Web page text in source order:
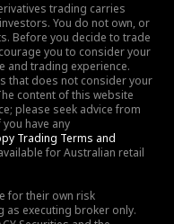
trading carries
You do not own, or
Before you decide to trade
you to consider your
and trading experience.
that does not consider your
content of this website
please seek advice from
have any
Trading Terms and
for Australian retail
for their own risk
as executing broker only.